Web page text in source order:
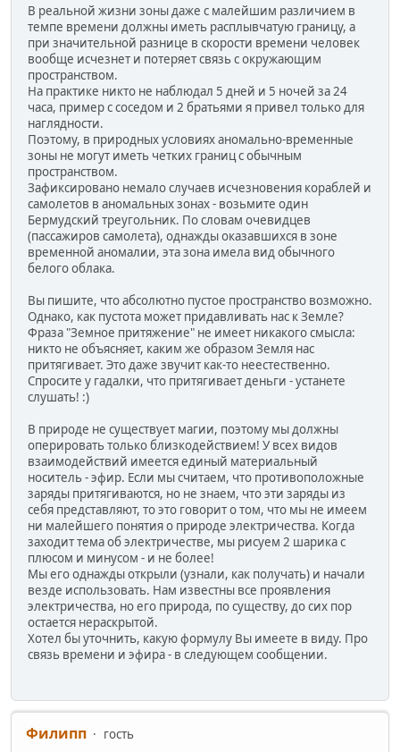
В реальной жизни зоны даже с малейшим различием в
темпе времени должны иметь расплывчатую границу, а
при значительной разнице в скорости времени человек
вообще исчезнет и потеряет связь с окружающим
пространством.
На практике никто не наблюдал 5 дней и 5 ночей за 24
часа, пример с соседом и 2 братьями я привел только для
наглядности.
Поэтому, в природных условиях аномально-временные
зоны не могут иметь четких границ с обычным
пространством.
Зафиксировано немало случаев исчезновения кораблей и
самолетов в аномальных зонах - возьмите один
Бермудский треугольник. По словам очевидцев
(пассажиров самолета), однажды оказавшихся в зоне
временной аномалии, эта зона имела вид обычного
белого облака.
Вы пишите, что абсолютно пустое пространство возможно.
Однако, как пустота может придавливать нас к Земле?
Фраза "Земное притяжение" не имеет никакого смысла:
никто не объясняет, каким же образом Земля нас
притягивает. Это даже звучит как-то неестественно.
Спросите у гадалки, что притягивает деньги - устанете
слушать! :)
В природе не существует магии, поэтому мы должны
оперировать только близкодействием! У всех видов
взаимодействий имеется единый материальный
носитель - эфир. Если мы считаем, что противоположные
заряды притягиваются, но не знаем, что эти заряды из
себя представляют, то это говорит о том, что мы не имеем
ни малейшего понятия о природе электричества. Когда
заходит тема об электричестве, мы рисуем 2 шарика с
плюсом и минусом - и не более!
Мы его однажды открыли (узнали, как получать) и начали
везде использовать. Нам известны все проявления
электричества, но его природа, по существу, до сих пор
остается нераскрытой.
Хотел бы уточнить, какую формулу Вы имеете в виду. Про
связь времени и эфира - в следующем сообщении.
Филипп
гость